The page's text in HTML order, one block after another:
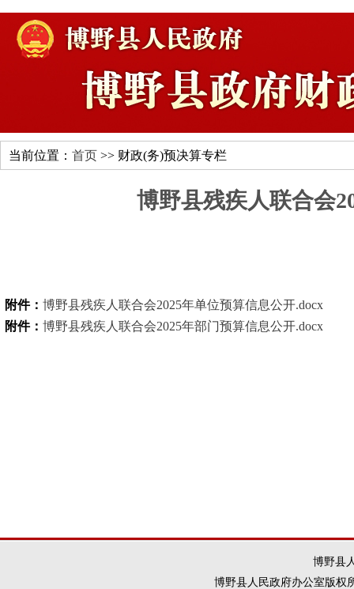
当前位置： 首页 >> 财政(务)预决算专栏
博野县残疾人联合会
附件： 博野县残疾人联合会2025年单位预算信息公开.docx
附件： 博野县残疾人联合会2025年部门预算信息公开.docx
博野县
博野县人民政府办公室版权